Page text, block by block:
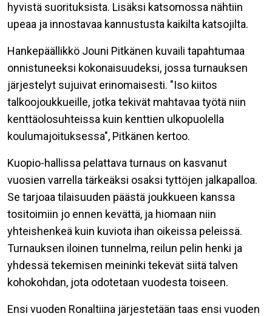
hyvistä suorituksista. Lisäksi katsomossa nähtiin
upeaa ja innostavaa kannustusta kaikilta katsojilta.
Hankepäällikkö Jouni Pitkänen kuvaili tapahtumaa
onnistuneeksi kokonaisuudeksi, jossa turnauksen
järjestelyt sujuivat erinomaisesti. "Iso kiitos
talkoojoukkueille, jotka tekivät mahtavaa työtä niin
kenttäolosuhteissa kuin kenttien ulkopuolella
koulumajoituksessa", Pitkänen kertoo.
Kuopio-hallissa pelattava turnaus on kasvanut
vuosien varrella tärkeäksi osaksi tyttöjen jalkapalloa.
Se tarjoaa tilaisuuden päästä joukkueen kanssa
tositoimiin jo ennen kevättä, ja hiomaan niin
yhteishenkeä kuin kuviota ihan oikeissa peleissä.
Turnauksen iloinen tunnelma, reilun pelin henki ja
yhdessä tekemisen meininki tekevät siitä talven
kohokohdan, jota odotetaan vuodesta toiseen.
Ensi vuoden Ronaltiina järjestetään taas ensi vuoden